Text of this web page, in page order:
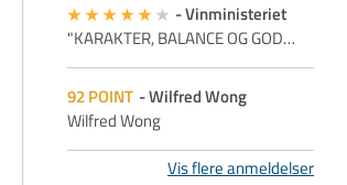
Vinministeriet
"KARAKTER, BALANCE OG GOD…
92POINT
Wilfred Wong
Wilfred Wong
Vis flere anmeldelser